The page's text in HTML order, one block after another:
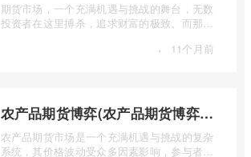
期货市场，一个充满机遇与挑战的舞台，无数
投资者在这里搏杀，追求财富的极致。而那些
· 11个月前
农产品期货博弈(农产品期货博弈分析)
农产品期货市场是一个充满机遇与挑战的复杂
系统，其价格波动受众多因素影响，参与者之